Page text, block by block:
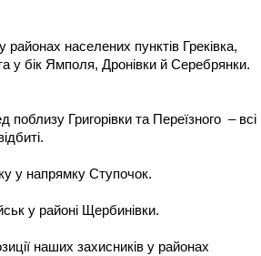
населених пунктів Греківка,
у бік Ямполя, Дронівки й Серебрянки.
Григорівки та Переїзного – всі
у напрямку Ступочок.
у районі Щербинівки.
наших захисників у районах